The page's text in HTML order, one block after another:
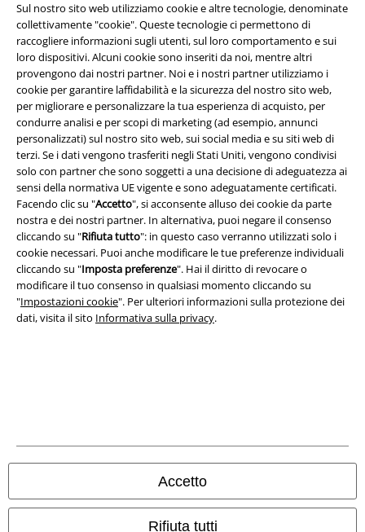
Sul nostro sito web utilizziamo cookie e altre tecnologie, denominate
collettivamente "cookie". Queste tecnologie ci permettono di
raccogliere informazioni sugli utenti, sul loro comportamento e sui
loro dispositivi. Alcuni cookie sono inseriti da noi, mentre altri
provengono dai nostri partner. Noi e i nostri partner utilizziamo i
cookie per garantire laffidabilità e la sicurezza del nostro sito web,
per migliorare e personalizzare la tua esperienza di acquisto, per
condurre analisi e per scopi di marketing (ad esempio, annunci
personalizzati) sul nostro sito web, sui social media e su siti web di
terzi. Se i dati vengono trasferiti negli Stati Uniti, vengono condivisi
solo con partner che sono soggetti a una decisione di adeguatezza ai
sensi della normativa UE vigente e sono adeguatamente certificati.
Facendo clic su "Accetto", si acconsente alluso dei cookie da parte
nostra e dei nostri partner. In alternativa, puoi negare il consenso
cliccando su "Rifiuta tutto": in questo caso verranno utilizzati solo i
cookie necessari. Puoi anche modificare le tue preferenze individuali
cliccando su "Imposta preferenze". Hai il diritto di revocare o
modificare il tuo consenso in qualsiasi momento cliccando su
"Impostazioni cookie". Per ulteriori informazioni sulla protezione dei
dati, visita il sito Informativa sulla privacy.
Accetto
Rifiuta tutti
Scarica la nuova app di EMP!
A Warner Music Group Company
Legge sulla Privacy
Smaltimento rifiuti e protezione dell’ambiente
Dichiarazione di Conformità